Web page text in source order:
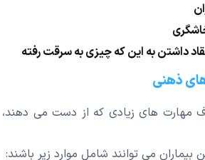
داشتن به این که چیزی به سرقت رفته
مهارت های زیادی که از دست می
می توانند شامل موارد زیر باشند: